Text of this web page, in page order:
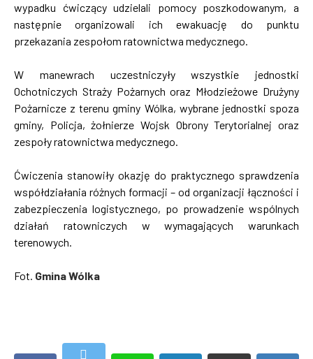
wypadku ćwiczący udzielali pomocy poszkodowanym, a
następnie organizowali ich ewakuację do punktu
przekazania zespołom ratownictwa medycznego.
W manewrach uczestniczyły wszystkie jednostki
Ochotniczych Straży Pożarnych oraz Młodzieżowe Drużyny
Pożarnicze z terenu gminy Wólka, wybrane jednostki spoza
gminy, Policja, żołnierze Wojsk Obrony Terytorialnej oraz
zespoły ratownictwa medycznego.
Ćwiczenia stanowiły okazję do praktycznego sprawdzenia
współdziałania różnych formacji – od organizacji łączności i
zabezpieczenia logistycznego, po prowadzenie wspólnych
działań ratowniczych w wymagających warunkach
terenowych.
Fot. Gmina Wólka